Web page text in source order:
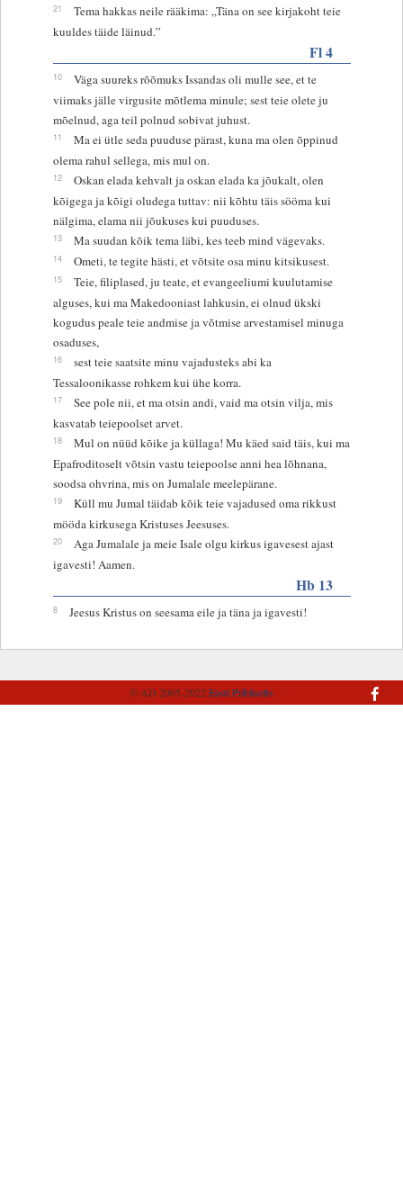
21
Tema hakkas neile rääkima: „Täna on see kirjakoht teie
kuuldes täide läinud.”
Fl 4
10
Väga suureks rõõmuks Issandas oli mulle see, et te
viimaks jälle virgusite mõtlema minule; sest teie olete ju
mõelnud, aga teil polnud sobivat juhust.
11
Ma ei ütle seda puuduse pärast, kuna ma olen õppinud
olema rahul sellega, mis mul on.
12
Oskan elada kehvalt ja oskan elada ka jõukalt, olen
kõigega ja kõigi oludega tuttav: nii kõhtu täis sööma kui
nälgima, elama nii jõukuses kui puuduses.
13 Ma suudan kõik tema läbi, kes teeb mind vägevaks.
14 Ometi, te tegite hästi, et võtsite osa minu kitsikusest.
15
Teie, filiplased, ju teate, et evangeeliumi kuulutamise
alguses, kui ma Makedooniast lahkusin, ei olnud ükski
kogudus peale teie andmise ja võtmise arvestamisel minuga
osaduses,
16
sest teie saatsite minu vajadusteks abi ka
Tessaloonikasse rohkem kui ühe korra.
17
See pole nii, et ma otsin andi, vaid ma otsin vilja, mis
kasvatab teiepoolset arvet.
18
Mul on nüüd kõike ja küllaga! Mu käed said täis, kui ma
Epafroditoselt võtsin vastu teiepoolse anni hea lõhnana,
soodsa ohvrina, mis on Jumalale meelepärane.
19
Küll mu Jumal täidab kõik teie vajadused oma rikkust
mööda kirkusega Kristuses Jeesuses.
20
Aga Jumalale ja meie Isale olgu kirkus igavesest ajast
igavesti! Aamen.
Hb 13
8 Jeesus Kristus on seesama eile ja täna ja igavesti!
© AD 2005-2022Eesti Piibliselts